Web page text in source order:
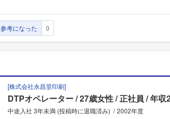
参考になった 0
[株式会社永昌堂印刷]
DTPオペレーター 27歳女性 正社員 年収
中途入社 3年未満 (投稿時に退職済み) 2002年度